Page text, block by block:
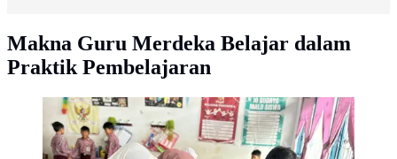
Makna Guru Merdeka Belajar dalam
Praktik Pembelajaran